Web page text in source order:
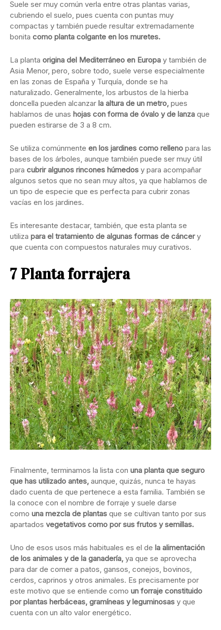
Suele ser muy común verla entre otras plantas varias,
cubriendo el suelo, pues cuenta con puntas muy
compactas y también puede resultar extremadamente
bonita como planta colgante en los muretes.
La planta origina del Mediterráneo en Europa y también de
Asia Menor, pero, sobre todo, suele verse especialmente
en las zonas de España y Turquía, donde se ha
naturalizado. Generalmente, los arbustos de la hierba
doncella pueden alcanzar la altura de un metro, pues
hablamos de unas hojas con forma de óvalo y de lanza que
pueden estirarse de 3 a 8 cm.
Se utiliza comúnmente en los jardines como relleno para las
bases de los árboles, aunque también puede ser muy útil
para cubrir algunos rincones húmedos y para acompañar
algunos setos que no sean muy altos, ya que hablamos de
un tipo de especie que es perfecta para cubrir zonas
vacías en los jardines.
Es interesante destacar, también, que esta planta se
utiliza para el tratamiento de algunas formas de cáncery
que cuenta con compuestos naturales muy curativos.
7 Planta forrajera
Finalmente, terminamos la lista con una planta que seguro
que has utilizado antes, aunque, quizás, nunca te hayas
dado cuenta de que pertenece a esta familia. También se
la conoce con el nombre de forraje y suele darse
como una mezcla de plantas que se cultivan tanto por sus
apartados vegetativos como por sus frutos y semillas.
Uno de esos usos más habituales es el de la alimentación
de los animales y de la ganadería, ya que se aprovecha
para dar de comer a patos, gansos, conejos, bovinos,
cerdos, caprinos y otros animales. Es precisamente por
este motivo que se entiende como un forraje constituido
por plantas herbáceas, gramíneas y leguminosas y que
cuenta con un alto valor energético.